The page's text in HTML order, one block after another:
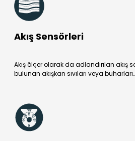
Akış Sensörleri
Akış ölçer olarak da adlandırılan akış
bulunan akışkan sıvıları veya